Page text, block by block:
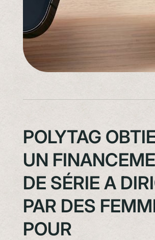
POLYTAG
UN
DE SÉRIE A
PAR DES
POUR